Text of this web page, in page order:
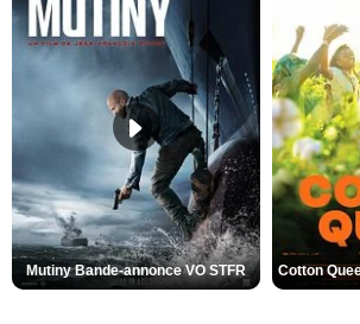
Mutiny Bande-annonce VO STFR